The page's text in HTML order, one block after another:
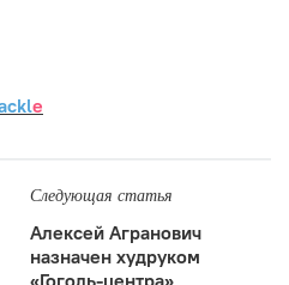
e
Следующая статья
Алексей Агранович
назначен худруком
«Гоголь-центра»